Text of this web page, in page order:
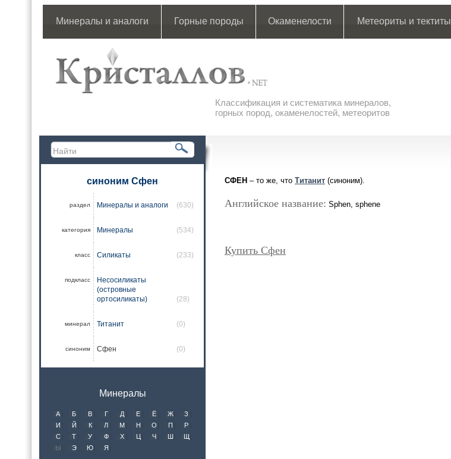
Минералы и аналоги Горные породы Окаменелости Метеориты и тектиты
Классификация и систематика минералов,
горных пород, окаменелостей, метеоритов
синоним Сфен
раздел Минералы и аналоги (630)
категория Минералы (534)
класс Силикаты (233)
подкласс
Несосиликаты
(островные
ортосиликаты)
(28)
минерал Титанит (0)
синоним Сфен (0)
Минералы
А Б В Г Д Е Ё Ж
З
И
Й К Л М Н О П
Р
С
Т У Ф Х Ц Ч Ш
Щ
Ы
Э Ю Я
СФЕН – то же, что Титанит (синоним).
Английское название: Sphen, sphene
Купить Сфен